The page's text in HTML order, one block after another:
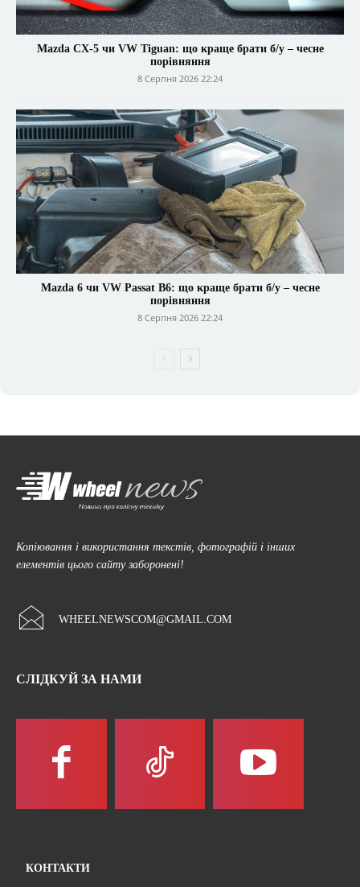
Mazda CX-5 чи VW Tiguan: що краще брати б/у – чесне
порівняння
8 Серпня 2026 22:24
Mazda 6 чи VW Passat B6: що краще брати б/у – чесне
порівняння
8 Серпня 2026 22:24
Копіювання і використання текстів, фотографій і інших
елементів цього сайту заборонені!
WHEELNEWSCOM@GMAIL.COM
СЛІДКУЙ ЗА НАМИ
КОНТАКТИ